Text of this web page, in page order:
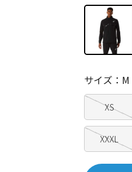
XS
XXXL
サイズ：M